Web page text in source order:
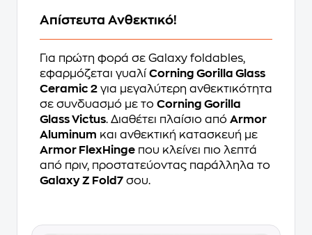
Απίστευτα Ανθεκτικό!
Για πρώτη φορά σε Galaxy foldables,
εφαρμόζεται γυαλί Corning Gorilla Glass
Ceramic 2 για μεγαλύτερη ανθεκτικότητα
σε συνδυασμό με το Corning Gorilla
Glass Victus. Διαθέτει πλαίσιο από Armor
Aluminum και ανθεκτική κατασκευή με
Armor FlexHinge που κλείνει πιο λεπτά
από πριν, προστατεύοντας παράλληλα το
Galaxy Z Fold7 σου.